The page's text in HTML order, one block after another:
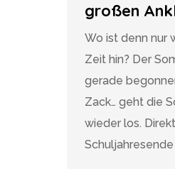
großen
Wo ist denn nur
Zeit hin? Der
gerade
Zack… geht die
wieder los.
Schuljahresende